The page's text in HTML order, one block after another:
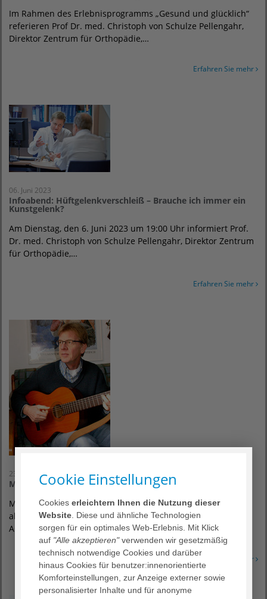
Im Rahmen des Erlebnisprogramms „Gesund und glücklich“
referieren Prof Dr. med. Christoph von Schulze Pellengahr,
Direktor Zentrum für Orthopädie,…
Erfahren Sie mehr
06. Juni 2023
Infoabend: Hüftgelenkverschleiß – Brauche ich immer ein
Kunstgelenk?
Am Dienstag, den 6. Juni 2023 um 19:00 Uhr informiert Prof.
Dr. med. Christoph von Schulze Pellengahr, Direktor Zentrum
für Orthopädie,…
Erfahren Sie mehr
23. Mai 2023
Mey-Abend im Bathildiskrankenhaus
Matthias Risau-Klöpper singt am Dienstag, den 23. Mai 2023
ab 19 Uhr Lieder von Reinhard Mey im Hörsaal vom
AGAPLESION EV. BATHILDISKRANKENHAUS…
Erfahren Sie mehr
Cookie Einstellungen
Cookieserleichtern Ihnen die Nutzung dieser
Website . Diese und ähnliche Technologien
sorgen für ein optimales Web-Erlebnis. Mit Klick
auf "Alle akzeptieren"verwenden wir gesetzmäßig
technisch notwendige Cookies und darüber
hinaus Cookies für benutzer:innenorientierte
Komforteinstellungen, zur Anzeige externer sowie
personalisierter Inhalte und für anonyme